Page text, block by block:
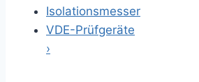
Isolationsmesser
VDE-Prüfgeräte
›